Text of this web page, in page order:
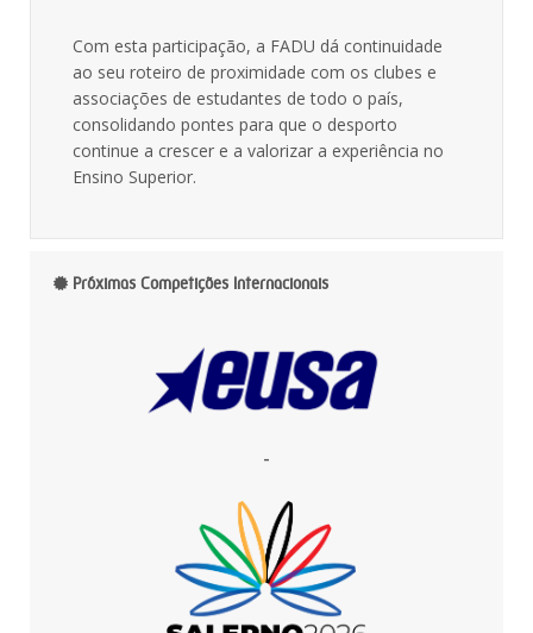
Com esta participação, a FADU dá continuidade
ao seu roteiro de proximidade com os clubes e
associações de estudantes de todo o país,
consolidando pontes para que o desporto
continue a crescer e a valorizar a experiência no
Ensino Superior.
Próximas Competições Internacionais
-